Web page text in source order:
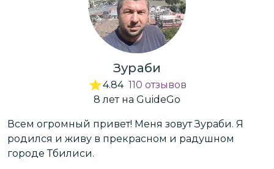
Зураби
4.84 110 отзывов
8 летна GuideGo
Всем огромный привет! Меня зовут Зураби. Я
родился и живу в прекрасном и радушном
городе Тбилиси.